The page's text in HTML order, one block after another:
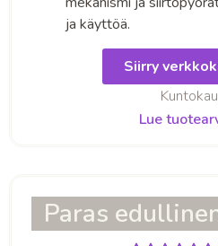
ja käyttöä.
Siirry
Lue
Paras